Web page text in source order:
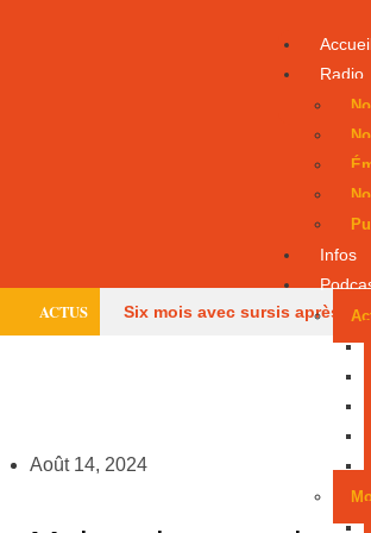
Radio
Infos
ACTUS Six mois avec sursis après
médiévales préférées des Français
pompiers de Dordogne de retour
Août 14, 2024